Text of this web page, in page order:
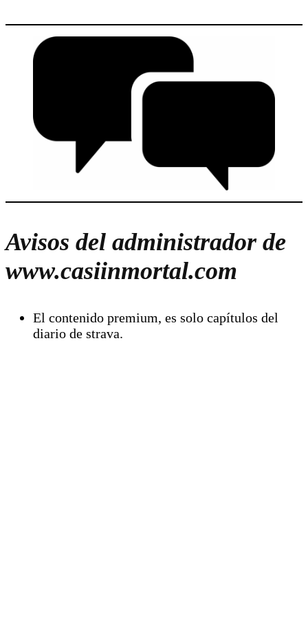
Avisos del administrador de
www.casiinmortal.com
El contenido premium, es solo capítulos del
diario de strava.